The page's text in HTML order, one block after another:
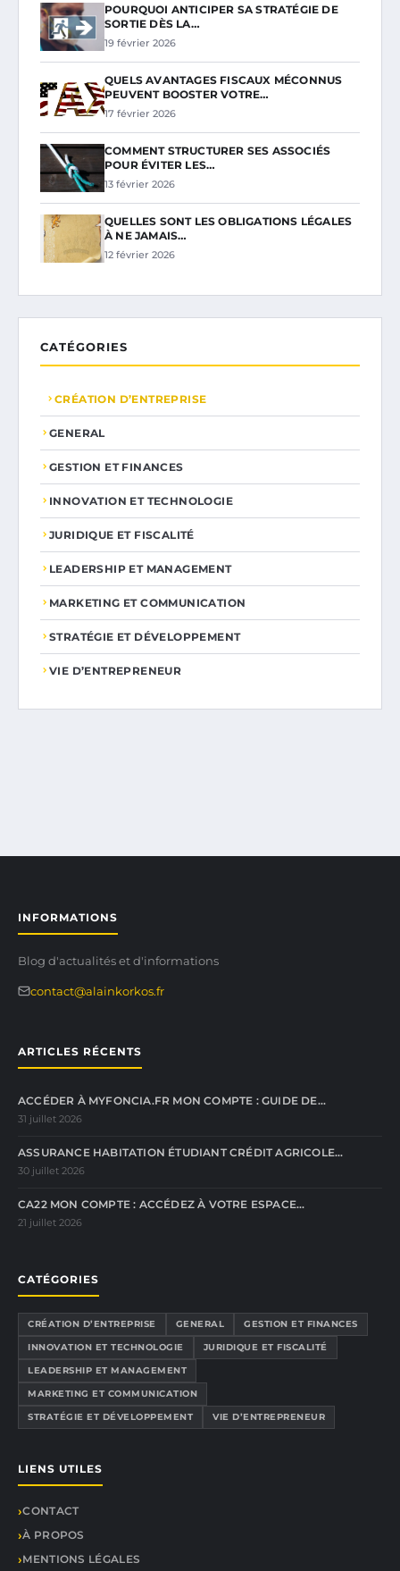
POURQUOI ANTICIPER SA STRATÉGIE DE
SORTIE DÈS LA…
19 février 2026
QUELS AVANTAGES FISCAUX MÉCONNUS
PEUVENT BOOSTER VOTRE…
17 février 2026
COMMENT STRUCTURER SES ASSOCIÉS
POUR ÉVITER LES…
13 février 2026
QUELLES SONT LES OBLIGATIONS LÉGALES
À NE JAMAIS…
12 février 2026
CATÉGORIES
CRÉATION D’ENTREPRISE
GENERAL
GESTION ET FINANCES
INNOVATION ET TECHNOLOGIE
JURIDIQUE ET FISCALITÉ
LEADERSHIP ET MANAGEMENT
MARKETING ET COMMUNICATION
STRATÉGIE ET DÉVELOPPEMENT
VIE D’ENTREPRENEUR
INFORMATIONS
Blog d'actualités et d'informations
contact@alainkorkos.fr
ARTICLES RÉCENTS
ACCÉDER À MYFONCIA.FR MON COMPTE : GUIDE DE…
31 juillet 2026
ASSURANCE HABITATION ÉTUDIANT CRÉDIT AGRICOLE…
30 juillet 2026
CA22 MON COMPTE : ACCÉDEZ À VOTRE ESPACE…
21 juillet 2026
CATÉGORIES
CRÉATION D’ENTREPRISE GENERAL
GESTION ET FINANCES
INNOVATION ET TECHNOLOGIE
JURIDIQUE ET FISCALITÉ
LEADERSHIP ET MANAGEMENT
MARKETING ET COMMUNICATION
STRATÉGIE ET DÉVELOPPEMENT
VIE D’ENTREPRENEUR
LIENS UTILES
CONTACT
À PROPOS
MENTIONS LÉGALES